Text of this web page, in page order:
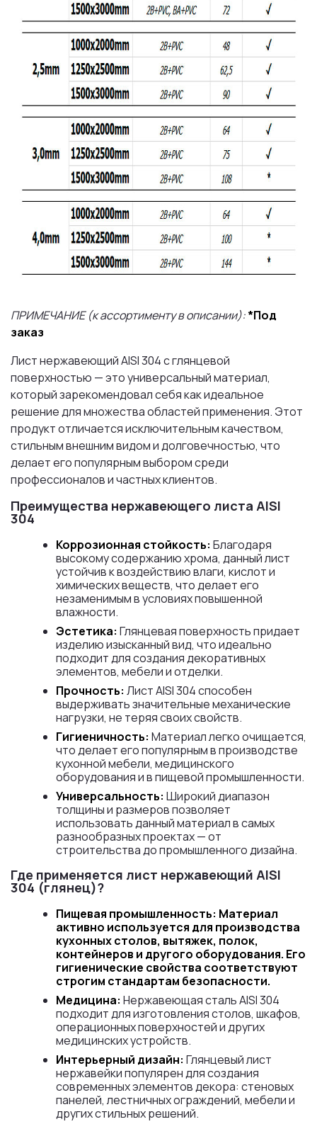
ПРИМЕЧАНИЕ (к ассортименту в описании):*Под
заказ
Лист нержавеющий AISI 304 с глянцевой
поверхностью — это универсальный материал,
который зарекомендовал себя как идеальное
решение для множества областей применения. Этот
продукт отличается исключительным качеством,
стильным внешним видом и долговечностью, что
делает его популярным выбором среди
профессионалов и частных клиентов.
Преимущества нержавеющего листа AISI
304
Коррозионная стойкость: Благодаря
высокому содержанию хрома, данный лист
устойчив к воздействию влаги, кислот и
химических веществ, что делает его
незаменимым в условиях повышенной
влажности.
Эстетика: Глянцевая поверхность придает
изделию изысканный вид, что идеально
подходит для создания декоративных
элементов, мебели и отделки.
Прочность: Лист AISI 304 способен
выдерживать значительные механические
нагрузки, не теряя своих свойств.
Гигиеничность: Материал легко очищается,
что делает его популярным в производстве
кухонной мебели, медицинского
оборудования и в пищевой промышленности.
Универсальность: Широкий диапазон
толщины и размеров позволяет
использовать данный материал в самых
разнообразных проектах — от
строительства до промышленного дизайна.
Где применяется лист нержавеющий AISI
304 (глянец)?
Пищевая промышленность: Материал
активно используется для производства
кухонных столов, вытяжек, полок,
контейнеров и другого оборудования. Его
гигиенические свойства соответствуют
строгим стандартам безопасности.
Медицина: Нержавеющая сталь AISI 304
подходит для изготовления столов, шкафов,
операционных поверхностей и других
медицинских устройств.
Интерьерный дизайн: Глянцевый лист
нержавейки популярен для создания
современных элементов декора: стеновых
панелей, лестничных ограждений, мебели и
других стильных решений.